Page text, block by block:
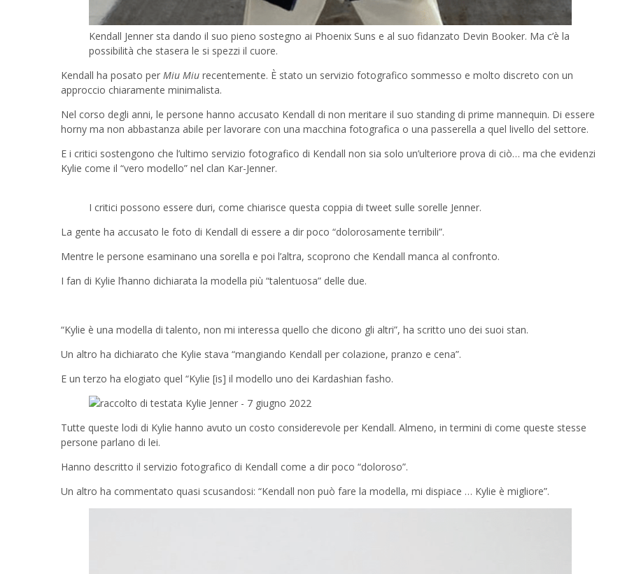
Kendall Jenner sta dando il suo pieno sostegno ai Phoenix Suns e al suo fidanzato Devin Booker. Ma c’è la
possibilità che stasera le si spezzi il cuore.
Kendall ha posato per Miu Miu recentemente. È stato un servizio fotografico sommesso e molto discreto con un
approccio chiaramente minimalista.
Nel corso degli anni, le persone hanno accusato Kendall di non meritare il suo standing di prime mannequin. Di essere
horny ma non abbastanza abile per lavorare con una macchina fotografica o una passerella a quel livello del settore.
E i critici sostengono che l’ultimo servizio fotografico di Kendall non sia solo un’ulteriore prova di ciò… ma che evidenzi
Kylie come il “vero modello” nel clan Kar-Jenner.
I critici possono essere duri, come chiarisce questa coppia di tweet sulle sorelle Jenner.
La gente ha accusato le foto di Kendall di essere a dir poco “dolorosamente terribili”.
Mentre le persone esaminano una sorella e poi l’altra, scoprono che Kendall manca al confronto.
I fan di Kylie l’hanno dichiarata la modella più “talentuosa” delle due.
“Kylie è una modella di talento, non mi interessa quello che dicono gli altri”, ha scritto uno dei suoi stan.
Un altro ha dichiarato che Kylie stava “mangiando Kendall per colazione, pranzo e cena”.
E un terzo ha elogiato quel “Kylie [is] il modello uno dei Kardashian fasho.
Tutte queste lodi di Kylie hanno avuto un costo considerevole per Kendall. Almeno, in termini di come queste stesse
persone parlano di lei.
Hanno descritto il servizio fotografico di Kendall come a dir poco “doloroso”.
Un altro ha commentato quasi scusandosi: “Kendall non può fare la modella, mi dispiace … Kylie è migliore”.